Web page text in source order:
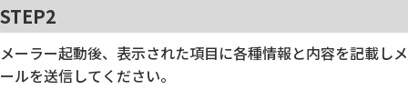
STEP2
メーラー起動後、表示された項目に各種情報と内容を記載しメ
ールを送信してください。